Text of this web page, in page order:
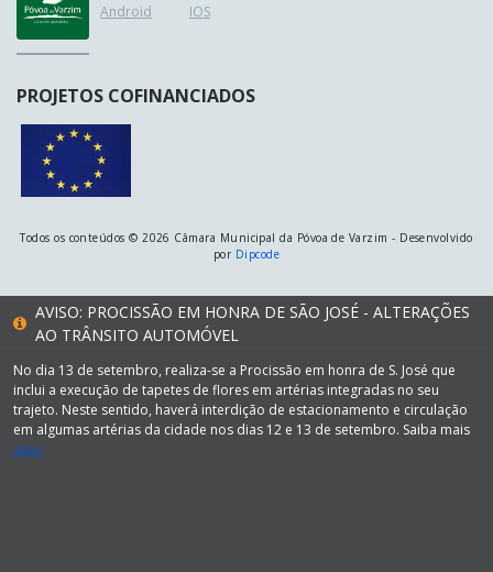
Android IOS
PROJETOS COFINANCIADOS
Todos os conteúdos © 2026 Câmara Municipal da Póvoa de Varzim - Desenvolvido
por Dipcode
AVISO: PROCISSÃO EM HONRA DE SÃO JOSÉ - ALTERAÇÕES
AO TRÂNSITO AUTOMÓVEL
No dia 13 de setembro, realiza-se a Procissão em honra de S. José que
inclui a execução de tapetes de flores em artérias integradas no seu
trajeto. Neste sentido, haverá interdição de estacionamento e circulação
em algumas artérias da cidade nos dias 12 e 13 de setembro. Saiba mais
aqui.